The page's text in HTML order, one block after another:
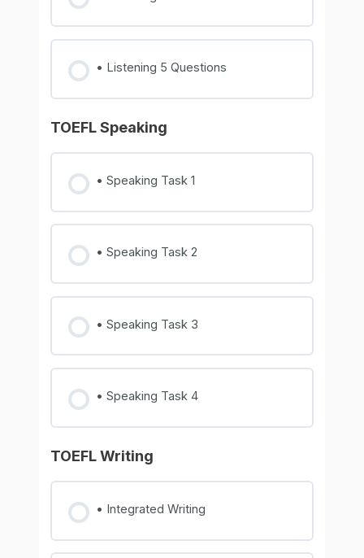
• Listening 5 Questions
TOEFL Speaking
• Speaking Task 1
• Speaking Task 2
• Speaking Task 3
• Speaking Task 4
TOEFL Writing
• Integrated Writing